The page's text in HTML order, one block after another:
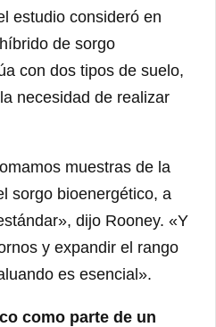
estudio consideró en
de sorgo
con dos tipos de suelo,
necesidad de realizar
muestras de la
sorgo bioenergético, a
dijo Rooney. «Y
y expandir el rango
es esencial».
como parte de un